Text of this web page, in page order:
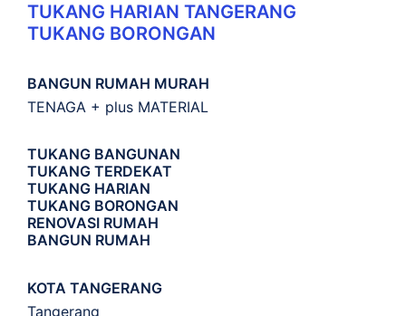
TUKANG HARIAN TANGERANG
TUKANG BORONGAN
BANGUN RUMAH MURAH
TENAGA + plus MATERIAL
TUKANG BANGUNAN
TUKANG TERDEKAT
TUKANG HARIAN
TUKANG BORONGAN
RENOVASI RUMAH
BANGUN RUMAH
KOTA TANGERANG
Tangerang